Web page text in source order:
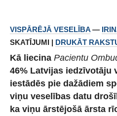
VISPĀRĒJĀ VESELĪBA —
SKATĪJUMI | DRUKĀT
Kā liecina Pacientu
46% Latvijas iedzīvotāju
iestādēs pie dažādiem
viņu veselības datu
ka viņu ārstējošā ārsta